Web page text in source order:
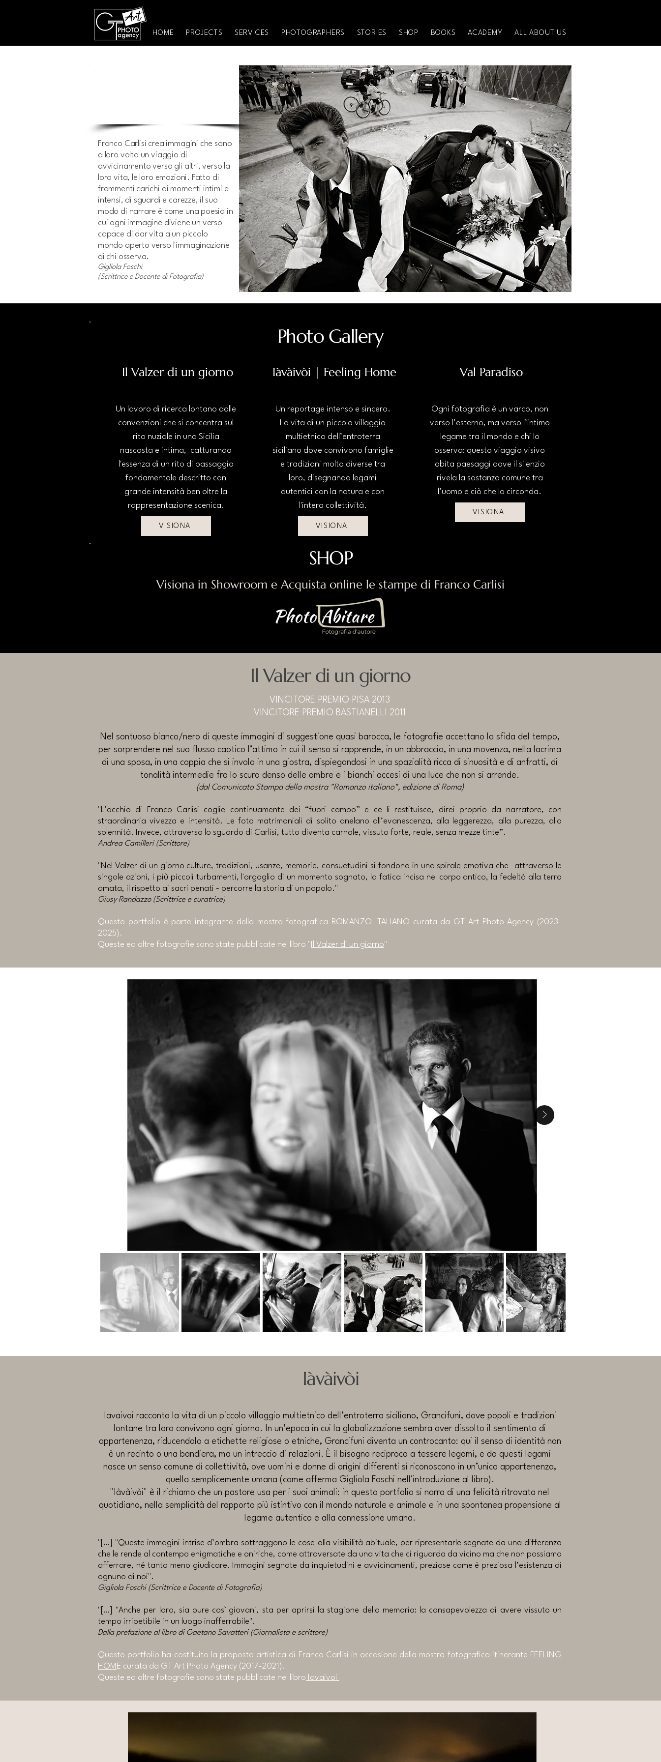
HOME PROJECTS SERVICES PHOTOGRAPHERS STORIES SHOP BOOKS ACADEMY ALL ABOUT US
Franco Carlisi crea immagini che sono
a loro volta un viaggio di
avvicinamento verso gli altri, verso la
loro vita, le loro emozioni. Fatto di
frammenti carichi di momenti intimi e
intensi, di sguardi e carezze, il suo
modo di narrare è come una poesia in
cui ogni immagine diviene un verso
capace di dar vita a un piccolo
mondo aperto verso l'immaginazione
di chi osserva.
Gigliola Foschi
(Scrittrice e Docente di Fotografia)
Il Valzer di un giorno
Un lavoro di ricerca lontano dalle
convenzioni che si concentra sul
rito nuziale in una Sicilia
nascosta e intima, catturando
l'essenza di un rito di passaggio
fondamentale descritto con
grande intensità ben oltre la
rappresentazione scenica.
VISIONA
Iàvàivòi | Feeling Home
Un reportage intenso e sincero.
La vita di un piccolo villaggio
multietnico dell’entroterra
siciliano dove convivono famiglie
e tradizioni molto diverse tra
loro, disegnando legami
autentici con la natura e con
l'intera collettività.
VISIONA
Val Paradiso
Ogni fotografia è un varco, non
verso l’esterno, ma verso l’intimo
legame tra il mondo e chi lo
osserva: questo viaggio visivo
abita paesaggi dove il silenzio
rivela la sostanza comune tra
l’uomo e ciò che lo circonda.
VISIONA
Photo Gallery
SHOP
Visiona in Showroom e Acquista online le stampe di Franco Carlisi
Il Valzer di un giorno
VINCITORE PREMIO PISA 2013
VINCITORE PREMIO BASTIANELLI 2011
Nel sontuoso bianco/nero di queste immagini di suggestione quasi barocca, le fotografie accettano la sfida del tempo,
per sorprendere nel suo flusso caotico l’attimo in cui il senso si rapprende, in un abbraccio, in una movenza, nella lacrima
di una sposa, in una coppia che si invola in una giostra, dispiegandosi in una spazialità ricca di sinuosità e di anfratti, di
tonalità intermedie fra lo scuro denso delle ombre e i bianchi accesi di una luce che non si arrende.
(dal Comunicato Stampa della mostra "Romanzo italiano", edizione di Roma)
"L’occhio di Franco Carlisi coglie continuamente dei “fuori campo” e ce li restituisce, direi proprio da narratore, con
straordinaria vivezza e intensità. Le foto matrimoniali di solito anelano all’evanescenza, alla leggerezza, alla purezza, alla
solennità. Invece, attraverso lo sguardo di Carlisi, tutto diventa carnale, vissuto forte, reale, senza mezze tinte”.
Andrea Camilleri (Scrittore)
"Nel Valzer di un giorno culture, tradizioni, usanze, memorie, consuetudini si fondono in una spirale emotiva che -attraverso le
singole azioni, i più piccoli turbamenti, l'orgoglio di un momento sognato, la fatica incisa nel corpo antico, la fedeltà alla terra
amata, il rispetto ai sacri penati - percorre la storia di un popolo."
Giusy Randazzo (Scrittrice e curatrice)
Questo portfolio è parte integrante della mostra fotografica ROMANZO ITALIANO curata da GT Art Photo Agency (2023-
2025).
Queste ed altre fotografie sono state pubblicate nel libro " Il Valzer di un giorno"
Iàvàivòi
Iavaivoi racconta la vita di un piccolo villaggio multietnico dell’entroterra siciliano, Grancifuni, dove popoli e tradizioni
lontane tra loro convivono ogni giorno. In un’epoca in cui la globalizzazione sembra aver dissolto il sentimento di
appartenenza, riducendolo a etichette religiose o etniche, Grancifuni diventa un controcanto: qui il senso di identità non
è un recinto o una bandiera, ma un intreccio di relazioni. È il bisogno reciproco a tessere legami, e da questi legami
nasce un senso comune di collettività, ove uomini e donne di origini differenti si riconoscono in un’unica appartenenza,
quella semplicemente umana (come afferma Gigliola Foschi nell'introduzione al libro).
"Iàvàivòi" è il richiamo che un pastore usa per i suoi animali: in questo portfolio si narra di una felicità ritrovata nel
quotidiano, nella semplicità del rapporto più istintivo con il mondo naturale e animale e in una spontanea propensione al
legame autentico e alla connessione umana.
"[…] "Queste immagini intrise d’ombra sottraggono le cose alla visibilità abituale, per ripresentarle segnate da una differenza
che le rende al contempo enigmatiche e oniriche, come attraversate da una vita che ci riguarda da vicino ma che non possiamo
afferrare, né tanto meno giudicare. Immagini segnate da inquietudini e avvicinamenti, preziose come è preziosa l’esistenza di
ognuno di noi".
Gigliola Foschi (Scrittrice e Docente di Fotografia)
"[…] "Anche per loro, sia pure così giovani, sta per aprirsi la stagione della memoria: la consapevolezza di avere vissuto un
tempo irripetibile in un luogo inafferrabile".
Dalla prefazione al libro di Gaetano Savatteri (Giornalista e scrittore)
Questo portfolio ha costituito la proposta artistica di Franco Carlisi in occasione della mostra fotografica itinerante FEELING
HOM E curata da GT Art Photo Agency (2017-2021).
Queste ed altre fotografie sono state pubblicate nel libro Iavaivoi